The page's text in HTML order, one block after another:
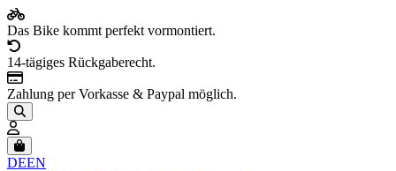
Das Bike kommt perfekt vormontiert.
14-tägiges Rückgaberecht.
Zahlung per Vorkasse & Paypal möglich.
Artikel im Warenkorb, Warenkorb anzeigen
DEEN